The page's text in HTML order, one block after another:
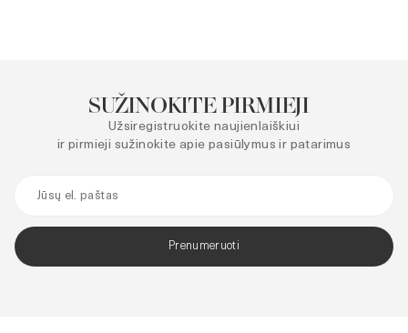
SUŽINOKITE PIRMIEJI
Užsiregistruokite naujienlaiškiui
ir pirmieji sužinokite apie pasiūlymus ir patarimus
Prenumeruoti